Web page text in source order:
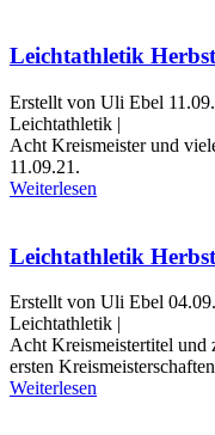
Leichtathletik
Erstellt von Uli Ebel
Leichtathletik |
Acht Kreismeister und
11.09.21.
Weiterlesen
Leichtathletik
Erstellt von Uli Ebel
Leichtathletik |
Acht Kreismeistertitel und
ersten
Weiterlesen